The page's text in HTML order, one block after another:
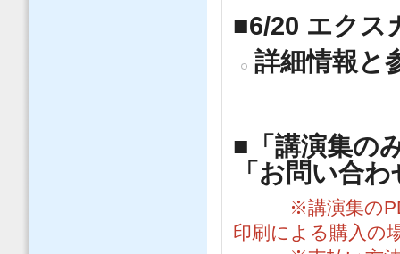
■6/20 エクス
詳細情報と
■「講演集の
「お問い合
※講演集のPDF
印刷による購入の